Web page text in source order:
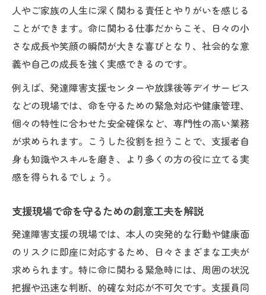
人やご家族の人生に深く関わる責任とやりがいを感じる
ことができます。命に関わる仕事だからこそ、日々の小
さな成長や笑顔の瞬間が大きな喜びとなり、社会的な意
義や自己の成長を強く実感できるのです。
例えば、発達障害支援センターや放課後等デイサービス
などの現場では、命を守るための緊急対応や健康管理、
個々の特性に合わせた安全確保など、専門性の高い業務
が求められます。こうした役割を担うことで、支援者自
身も知識やスキルを磨き、より多くの方の役に立てる実
感を得られるでしょう。
支援現場で命を守るための創意工夫を解説
発達障害支援の現場では、本人の突発的な行動や健康面
のリスクに即座に対応するため、日々さまざまな工夫が
求められます。特に命に関わる緊急時には、周囲の状況
把握や迅速な判断、的確な対応が不可欠です。支援員同